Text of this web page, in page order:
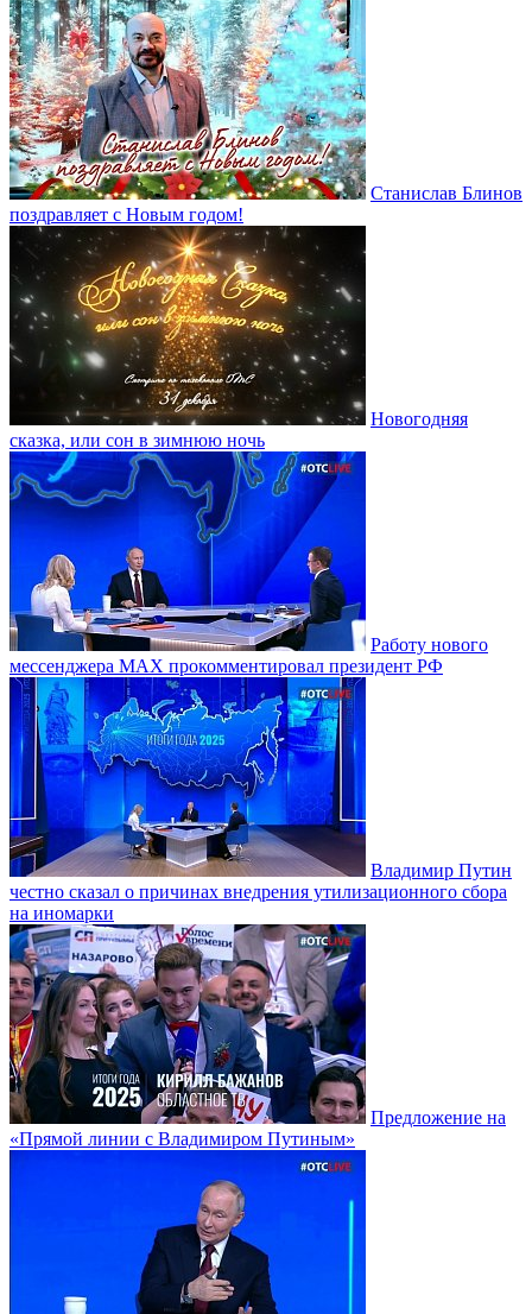
Станислав Блинов
поздравляет с Новым годом!
Новогодняя
сказка, или сон в зимнюю ночь
Работу нового
мессенджера MAX прокомментировал президент РФ
Владимир Путин
честно сказал о причинах внедрения утилизационного сбора
на иномарки
Предложение на
«Прямой линии с Владимиром Путиным»